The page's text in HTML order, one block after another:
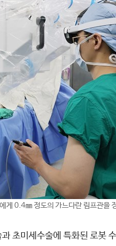
게 0.4㎜ 정도의 가느다란 림프관을
초미세수술에 특화된 로봇